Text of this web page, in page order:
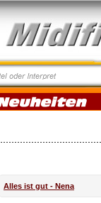
Alles ist gut - Nena